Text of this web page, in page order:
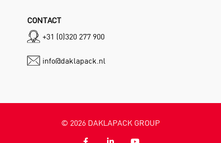
CONTACT
+31 (0)320 277 900
info@daklapack.nl
© 2026 DAKLAPACK GROUP